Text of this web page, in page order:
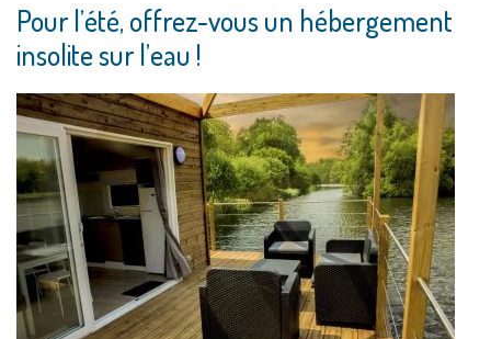
Pour l’été, offrez-vous un hébergement
insolite sur l’eau !